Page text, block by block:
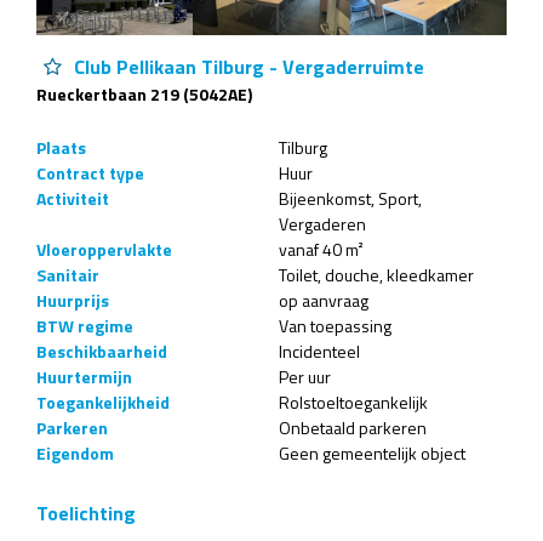
Club Pellikaan Tilburg - Vergaderruimte
Rueckertbaan 219 (5042AE)
Plaats
Tilburg
Contract type
Huur
Activiteit
Bijeenkomst Sport
Vergaderen
Vloeroppervlakte
vanaf 40 m²
Sanitair
Toilet douche kleedkamer
Huurprijs
op aanvraag
BTW regime
Van toepassing
Beschikbaarheid
Incidenteel
Huurtermijn
Per uur
Toegankelijkheid
Rolstoeltoegankelijk
Parkeren
Onbetaald parkeren
Eigendom
Geen gemeentelijk object
Toelichting